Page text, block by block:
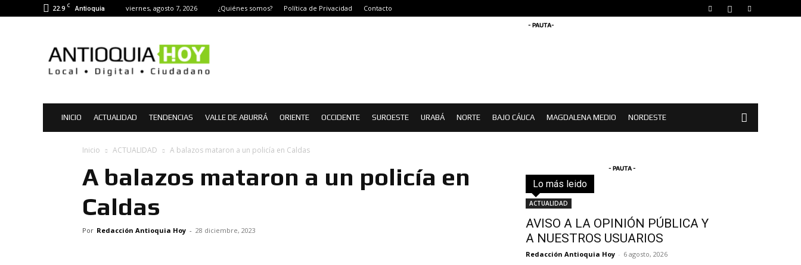
22.9 C Antioquia viernes, agosto 7, 2026 ¿Quiénes somos? Política de Privacidad Contacto
Hoy
|
Noticias
Antioquia
- PAUTA-
INICIO ACTUALIDAD TENDENCIAS VALLE DE ABURRÁ ORIENTE OCCIDENTE SUROESTE URABÁ NORTE BAJO CÁUCA MAGDALENA MEDIO NORDESTE
Inicio ACTUALIDAD A balazos mataron a un policía en Caldas
A balazos mataron a un policía en
Caldas
Por Redacción Antioquia Hoy - 28 diciembre, 2023
- PAUTA -
Lo más leidoTodo
ACTUALIDAD
AVISO A LA OPINIÓN PÚBLICA Y
A NUESTROS USUARIOS
Redacción Antioquia Hoy - 6 agosto, 2026